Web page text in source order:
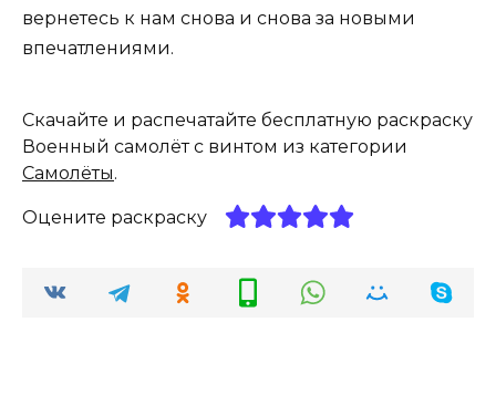
вернетесь к нам снова и снова за новыми
впечатлениями.
Скачайте и распечатайте бесплатную раскраску
Военный самолёт с винтом из категории
Самолёты.
Оцените раскраску